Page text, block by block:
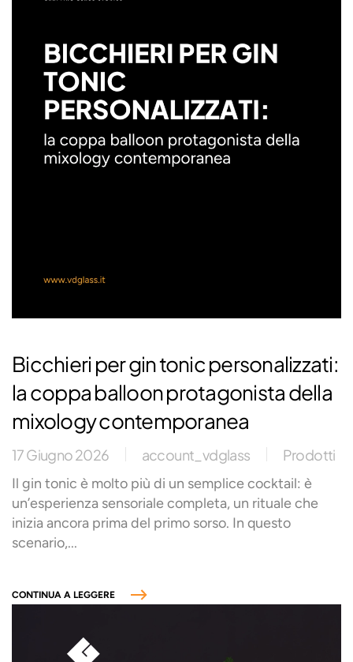
Bicchieri per gin tonic personalizzati:
la coppa balloon protagonista della
mixology contemporanea
17 Giugno 2026 account_vdglass Prodotti
Il gin tonic è molto più di un semplice cocktail: è
un’esperienza sensoriale completa, un rituale che
inizia ancora prima del primo sorso. In questo
scenario,...
CONTINUA A LEGGERE